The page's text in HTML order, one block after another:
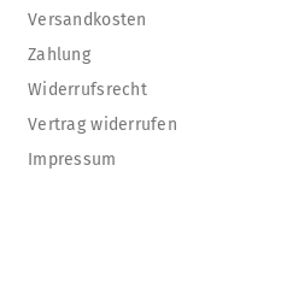
Versandkosten
Zahlung
Widerrufsrecht
Vertrag widerrufen
Impressum